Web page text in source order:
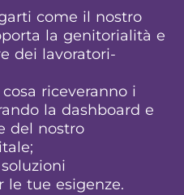
come il nostro
la genitorialità e
dei lavoratori-
riceveranno i
la dashboard e
del nostro
le tue esigenze.